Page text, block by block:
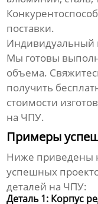
поставки.
Индивидуальный
Мы готовы
объема.
получить
стоимости
на ЧПУ.
Примеры
Ниже приведены
успешных
деталей на ЧПУ:
Деталь 1: Корпус